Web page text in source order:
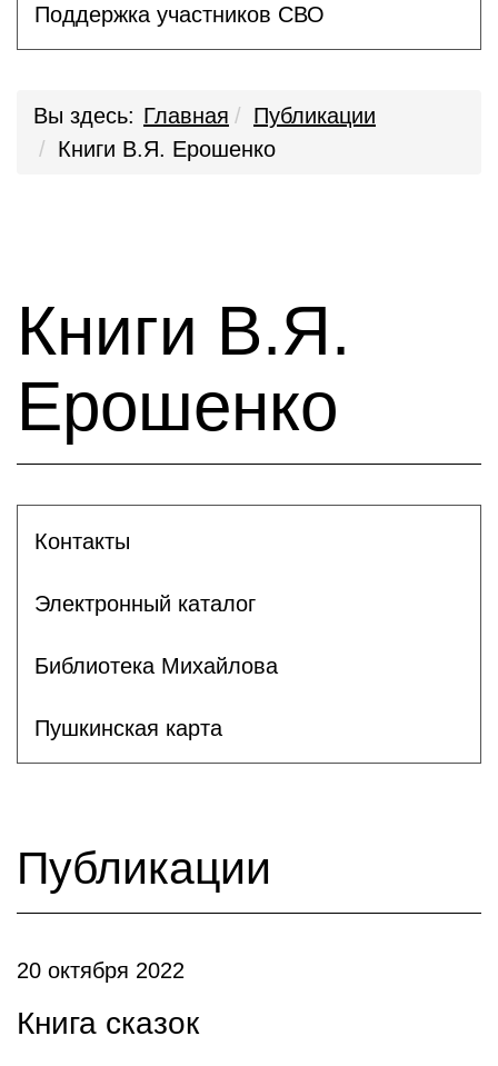
Поддержка участников СВО
Вы здесь: Главная
Публикации
Книги В.Я. Ерошенко
Книги В.Я.
Ерошенко
Контакты
Электронный каталог
Библиотека Михайлова
Пушкинская карта
Публикации
20 октября 2022
Книга сказок